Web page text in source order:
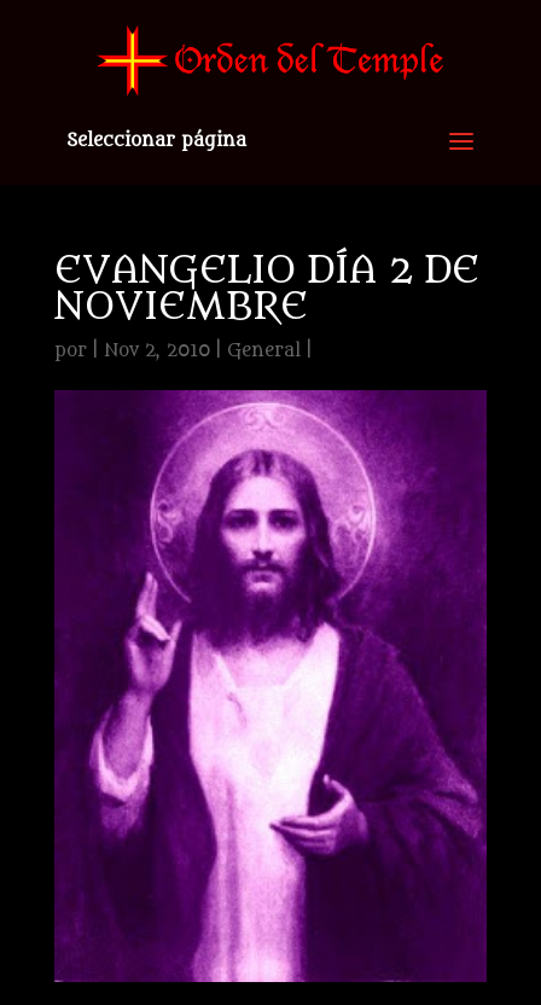
Seleccionar página
EVANGELIO DÍA 2 DE
NOVIEMBRE
por Nov 2, 2010| General|